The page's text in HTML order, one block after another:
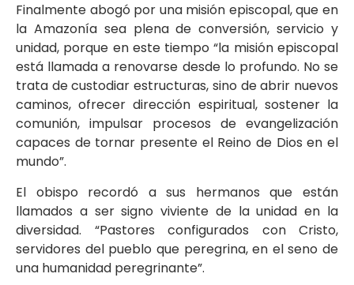
Finalmente abogó por una misión episcopal, que en
la Amazonía sea plena de conversión, servicio y
unidad, porque en este tiempo “la misión episcopal
está llamada a renovarse desde lo profundo. No se
trata de custodiar estructuras, sino de abrir nuevos
caminos, ofrecer dirección espiritual, sostener la
comunión, impulsar procesos de evangelización
capaces de tornar presente el Reino de Dios en el
mundo”.
El obispo recordó a sus hermanos que están
llamados a ser signo viviente de la unidad en la
diversidad. “Pastores configurados con Cristo,
servidores del pueblo que peregrina, en el seno de
una humanidad peregrinante”.